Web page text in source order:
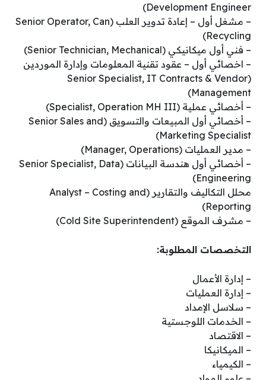
Development Engineer)
– مشغل أول – إعادة تدوير العلب (Senior Operator, Can
Recycling)
– فني أول ميكانيكي (Senior Technician, Mechanical)
– اخصائي أول – عقود تقنية المعلومات وإدارة الموردين
(Senior Specialist, IT Contracts & Vendor
Management)
– أخصائي عملية (Specialist, Operation MH III)
– أخصائي أول المبيعات والتسويق (Senior Sales and
Marketing Specialist)
– مدير العمليات (Manager, Operations)
– أخصائي أول هندسة البيانات (Senior Specialist, Data
Engineering)
محلل التكاليف والتقارير (Analyst – Costing and
Reporting)
– مشرف الموقع (Cold Site Superintendent)
التخصصات المطلوبة:
– إدارة الأعمال
– إدارة العمليات
– سلاسل الإمداد
– الخدمات اللوجستية
– الاقتصاد
– الميكانيكا
– الكيمياء